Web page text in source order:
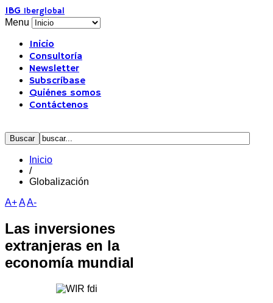
IBG Iberglobal
Menu
Inicio
Consultoría
Newsletter
Subscríbase
Quiénes somos
Contáctenos
Inicio
/
Globalización
A+AA-
Las inversiones
extranjeras en la
economía mundial